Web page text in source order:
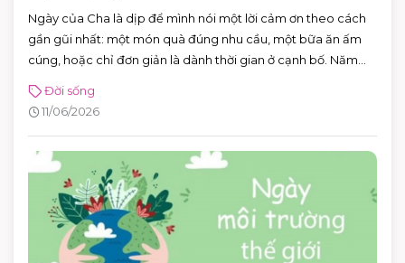
Ngày của Cha là dịp để mình nói một lời cảm ơn theo cách
gần gũi nhất: một món quà đúng nhu cầu, một bữa ăn ấm
cúng, hoặc chỉ đơn giản là dành thời gian ở cạnh bố. Năm
thứ ba của tháng 6) — rất tiện để cả nhà lên lịch đi chơi, mua
sắm và ăn uống trong một buổi.
Đời sống
11/06/2026